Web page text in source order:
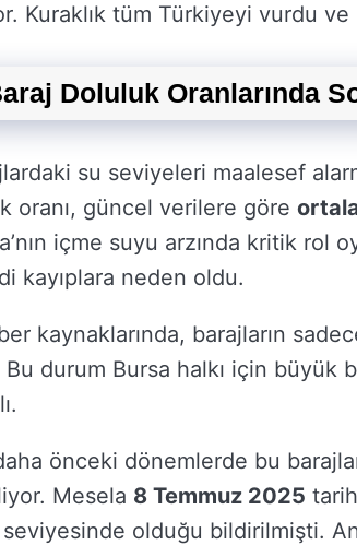
Kuraklık tüm Türkiyeyi vurdu
Doluluk Oranlarında
su seviyeleri maalesef
oranı, güncel verilere göre
içme suyu arzında kritik rol
kayıplara neden oldu.
kaynaklarında, barajların
durum Bursa halkı için büyük
önceki dönemlerde bu
Mesela 8 Temmuz 2025
seviyesinde olduğu bildirilmişti.